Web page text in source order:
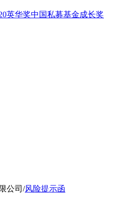
英华奖中国私募基金成长奖
公司 /风险提示函